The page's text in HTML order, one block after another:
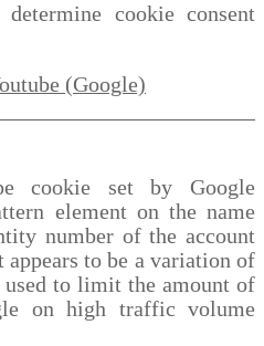
cookie consent
(Google)
cookie set by Google
element on the name
number of the account
to be a variation of
to limit the amount of
on high traffic volume